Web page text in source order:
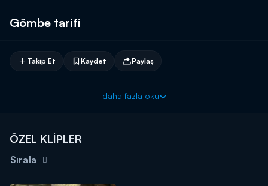
Gömbe tarifi
Takip Et Kaydet Paylaş
daha fazla oku
ÖZEL KLİPLER
Sırala